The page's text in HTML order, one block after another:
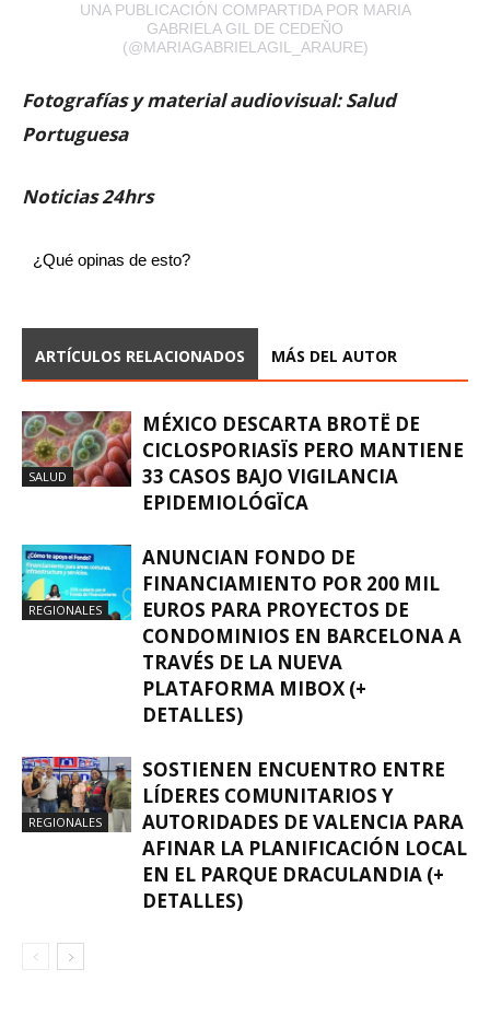
UNA PUBLICACIÓN COMPARTIDA POR MARIA
GABRIELA GIL DE CEDEÑO
(@MARIAGABRIELAGIL_ARAURE)
Fotografías y material audiovisual: Salud
Portuguesa
Noticias 24hrs
¿Qué opinas de esto?
ARTÍCULOS RELACIONADOS MÁS DEL AUTOR
SALUD
MÉXICO DESCARTA BROTË DE
CICLOSPORIASÏS PERO MANTIENE
33 CASOS BAJO VIGILANCIA
EPIDEMIOLÓGÏCA
REGIONALES
ANUNCIAN FONDO DE
FINANCIAMIENTO POR 200 MIL
EUROS PARA PROYECTOS DE
CONDOMINIOS EN BARCELONA A
TRAVÉS DE LA NUEVA
PLATAFORMA MIBOX (+
DETALLES)
REGIONALES
SOSTIENEN ENCUENTRO ENTRE
LÍDERES COMUNITARIOS Y
AUTORIDADES DE VALENCIA PARA
AFINAR LA PLANIFICACIÓN LOCAL
EN EL PARQUE DRACULANDIA (+
DETALLES)